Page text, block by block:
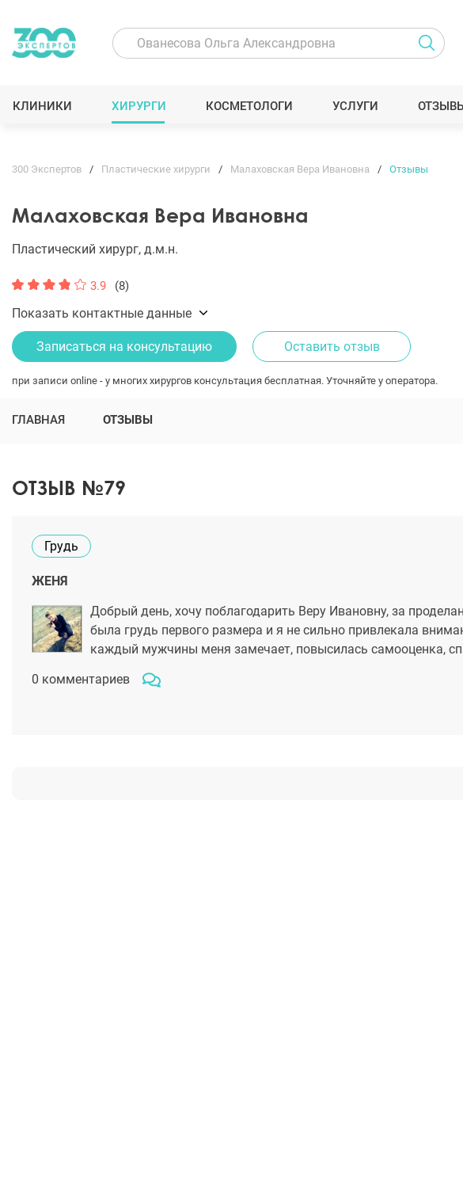
КЛИНИКИ ХИРУРГИ КОСМЕТОЛОГИ УСЛУГИ
300 Экспертов Пластические хирурги Малаховская Вера Ивановна Отзывы
Малаховская Вера Ивановна
Пластический хирург, д.м.н.
3.9 (8)
Показать контактные данные
Записаться на консультацию Оставить отзыв
при записи online - у многих хирургов консультация бесплатная. Уточняйте у оператора.
ГЛАВНАЯ ОТЗЫВЫ
ОТЗЫВ №79
Грудь
ЖЕНЯ
Добрый день, хочу поблагодарить Веру Ивановну, за
была грудь первого размера и я не сильно привлекала
каждый мужчины меня замечает, повысилась самооценка,
0 комментариев